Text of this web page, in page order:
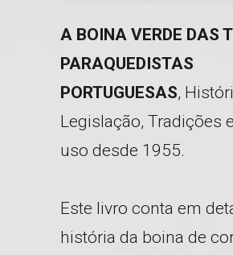
A BOINA VERDE DAS
PARAQUEDISTAS
PORTUGUESAS,
Legislação, Tradições
uso desde 1955.
Este livro conta em
história da boina de